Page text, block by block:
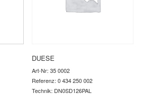
DUESE
Art-Nr: 35 0002
Referenz: 0 434 250 002
Technik: DN0SD126PAL